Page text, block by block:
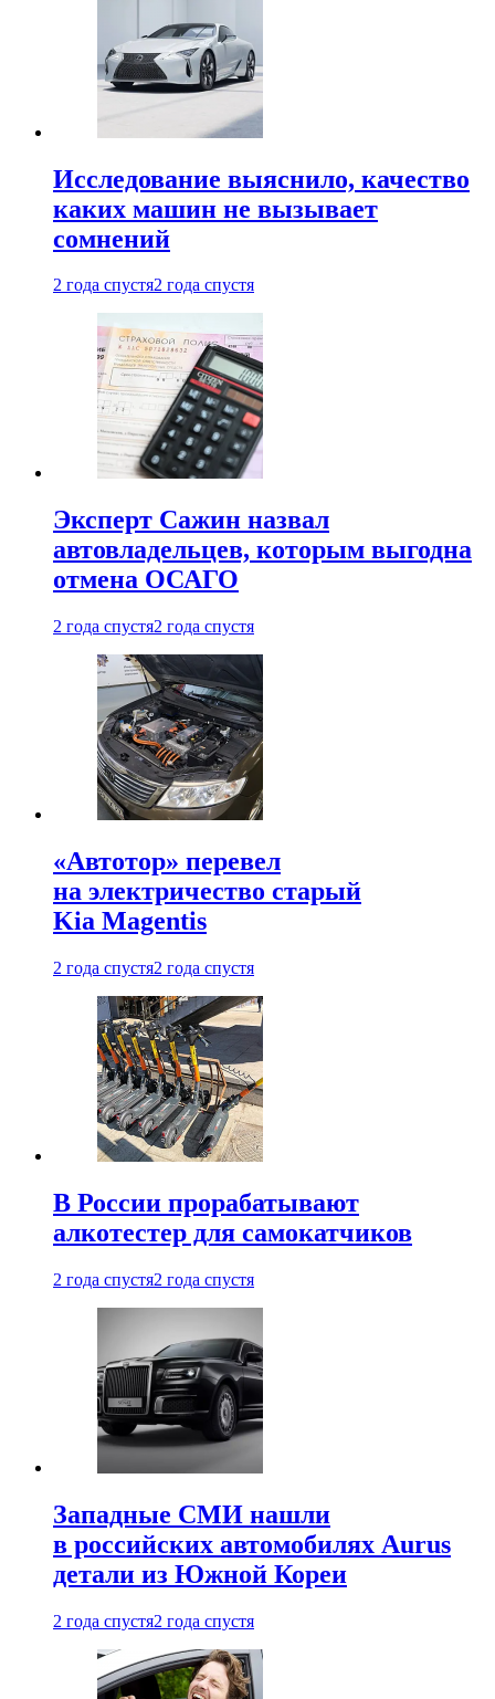
Исследование выяснило, качество
каких машин не вызывает
сомнений
2 года спустя2 года спустя
Эксперт Сажин назвал
автовладельцев, которым выгодна
отмена ОСАГО
2 года спустя2 года спустя
«Автотор» перевел
на электричество старый
Kia Magentis
2 года спустя2 года спустя
В России прорабатывают
алкотестер для самокатчиков
2 года спустя2 года спустя
Западные СМИ нашли
в российских автомобилях Aurus
детали из Южной Кореи
2 года спустя2 года спустя